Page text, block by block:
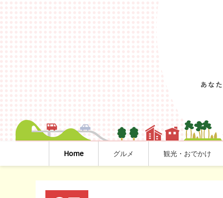
Home グルメ 観光・おでかけ